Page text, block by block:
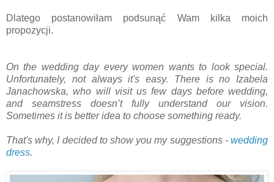
Dlatego postanowiłam podsunąć Wam kilka moich
propozycji.
On the wedding day every women wants to look special.
Unfortunately, not always it's easy. There is no Izabela
Janachowska, who will visit us few days before wedding,
and seamstress doesn’t fully understand our vision.
Sometimes it is better idea to choose something ready.
That's why, I decided to show you my suggestions - wedding
dress.